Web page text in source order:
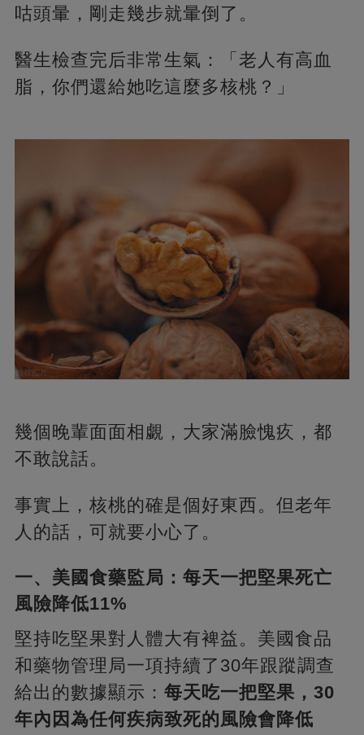
咕頭暈，剛走幾步就暈倒了。
醫生檢查完后非常生氣：「老人有高血
脂，你們還給她吃這麼多核桃？」
幾個晚輩面面相覷，大家滿臉愧疚，都
不敢說話。
事實上，核桃的確是個好東西。但老年
人的話，可就要小心了。
一、美國食藥監局：每天一把堅果死亡
風險降低11%
堅持吃堅果對人體大有裨益。美國食品
和藥物管理局一項持續了30年跟蹤調查
給出的數據顯示： 每天吃一把堅果，30
年內因為任何疾病致死的風險會降低